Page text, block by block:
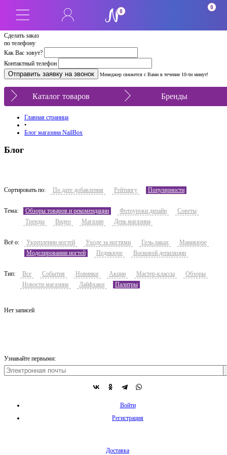
Сделать заказ
по телефону
Как Вас зовут?
Контактный телефон
Менеджер свяжется с Вами в течение 10-ти минут!
0
0
Каталог товаров Бренды
Главная страница
•
Блог магазина NailBox
Блог
Сортировать по: По дате добавления Рейтингу Популярности
Тема: Обзоры товаров и рекомендации Фотоуроки дизайн
Советы
Тренды
Видео Магазин День магазина
Всё о: Укреплении ногтей Уходе за ногтями Гель-лаках
Маникюре
Моделировании ногтей
Педикюре Восковой депиляции
Тип: Все События Новинки Акции Мастер-классы
Обзоры
Новости магазина
Лайфхаки Палитры
Нет записей
Узнавайте первыми:
Войти
Регистрация
Доставка